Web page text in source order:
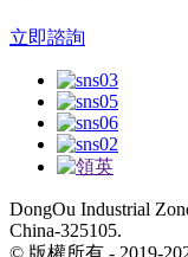
立即諮詢
DongOu Industrial
China-325105.
© 版權所有 - 2019-